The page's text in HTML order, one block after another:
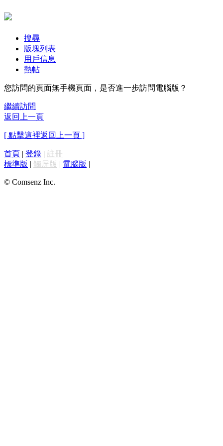
搜尋
版塊列表
用戶信息
熱帖
您訪問的頁面無手機頁面，是否進一步訪問電腦版？
繼續訪問
返回上一頁
[ 點擊這裡返回上一頁 ]
首頁 | 登錄 | 註冊
標準版 | 觸屏版 | 電腦版 |
© Comsenz Inc.